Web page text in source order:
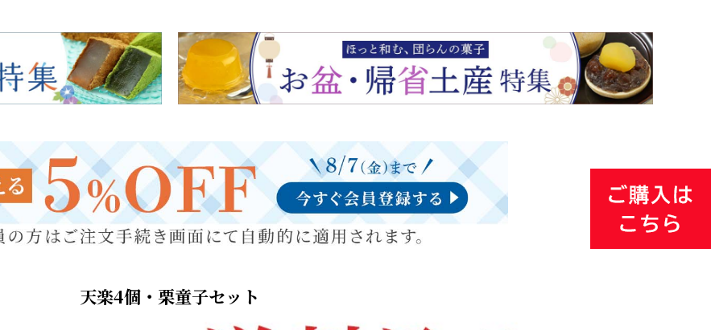
天楽4個・栗童子セット